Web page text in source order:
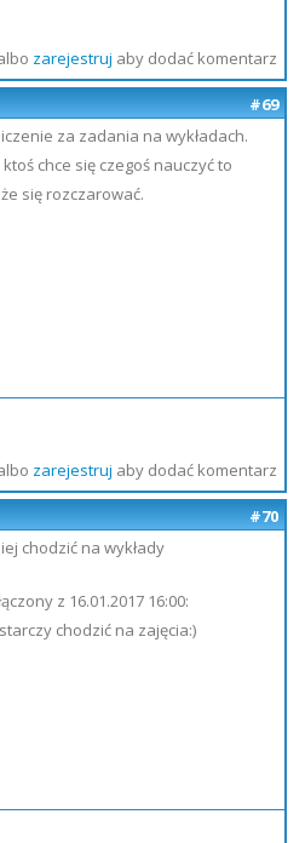
zarejestruj aby dodać komentarz
#69
za zadania na wykładach.
ktoś chce się czegoś nauczyć to
się rozczarować.
zarejestruj aby dodać komentarz
#70
chodzić na wykłady
z 16.01.2017 16:00:
chodzić na zajęcia:)